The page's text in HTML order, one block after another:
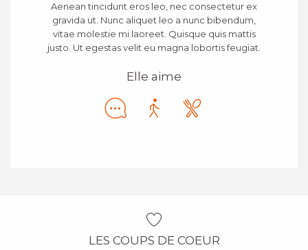
Aenean tincidunt eros leo, nec consectetur ex
gravida ut. Nunc aliquet leo a nunc bibendum,
vitae molestie mi laoreet. Quisque quis mattis
justo. Ut egestas velit eu magna lobortis feugiat.
Elle aime
LES COUPS DE COEUR